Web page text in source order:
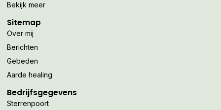
Bekijk meer
Sitemap
Over mij
Berichten
Gebeden
Aarde healing
Bedrijfsgegevens
Sterrenpoort